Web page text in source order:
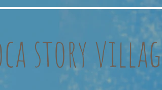
story